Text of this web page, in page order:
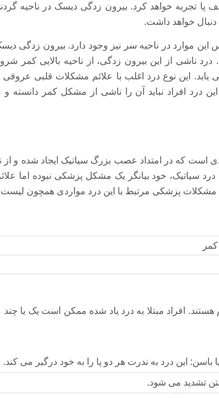
پا تجربه خواهد کرد. بیرون زدگی دیسک در ناحیه
دنبال خواهد داشت.
این موارد در ناحیه سر نیز وجود دارد. بیرون زدگی
درد ناشی از این بیرون زدگی، از ناحیه بالایی کمر
این نوع درد اغلب با علائم مشکلات قلبی عروقی
درد افراد نباید آن را ناشی از مشکل کمر دانسته
است که در امتداد عصب بزرگ سیاتیک ایجاد شده و از
درد سیاتیک، خود بیانگر یک مشکل پزشکی نبوده اما
پزشکی مرتبط با این درد مواردی همچون لیست
هستند. افراد مبتلا به درد یاد شده ممکن است یک یا چند
باسن: این درد به ندرت هر دو پا را به خود درگیر می کند.
تشدید می شود.